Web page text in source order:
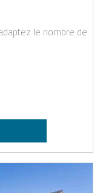
le nombre de